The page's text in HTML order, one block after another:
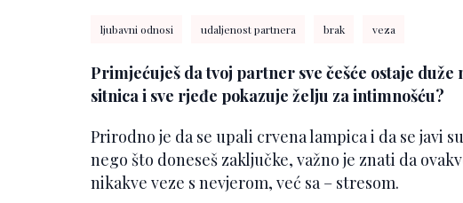
ljubavni odnosi udaljenost partnera brak veza
Primjećuješ da tvoj partner sve češće ostaje duže
sitnica i sve rjeđe pokazuje želju za intimnošću?
Prirodno je da se upali crvena lampica i da se javi
nego što doneseš zaključke, važno je znati da
nikakve veze s nevjerom, već sa – stresom.